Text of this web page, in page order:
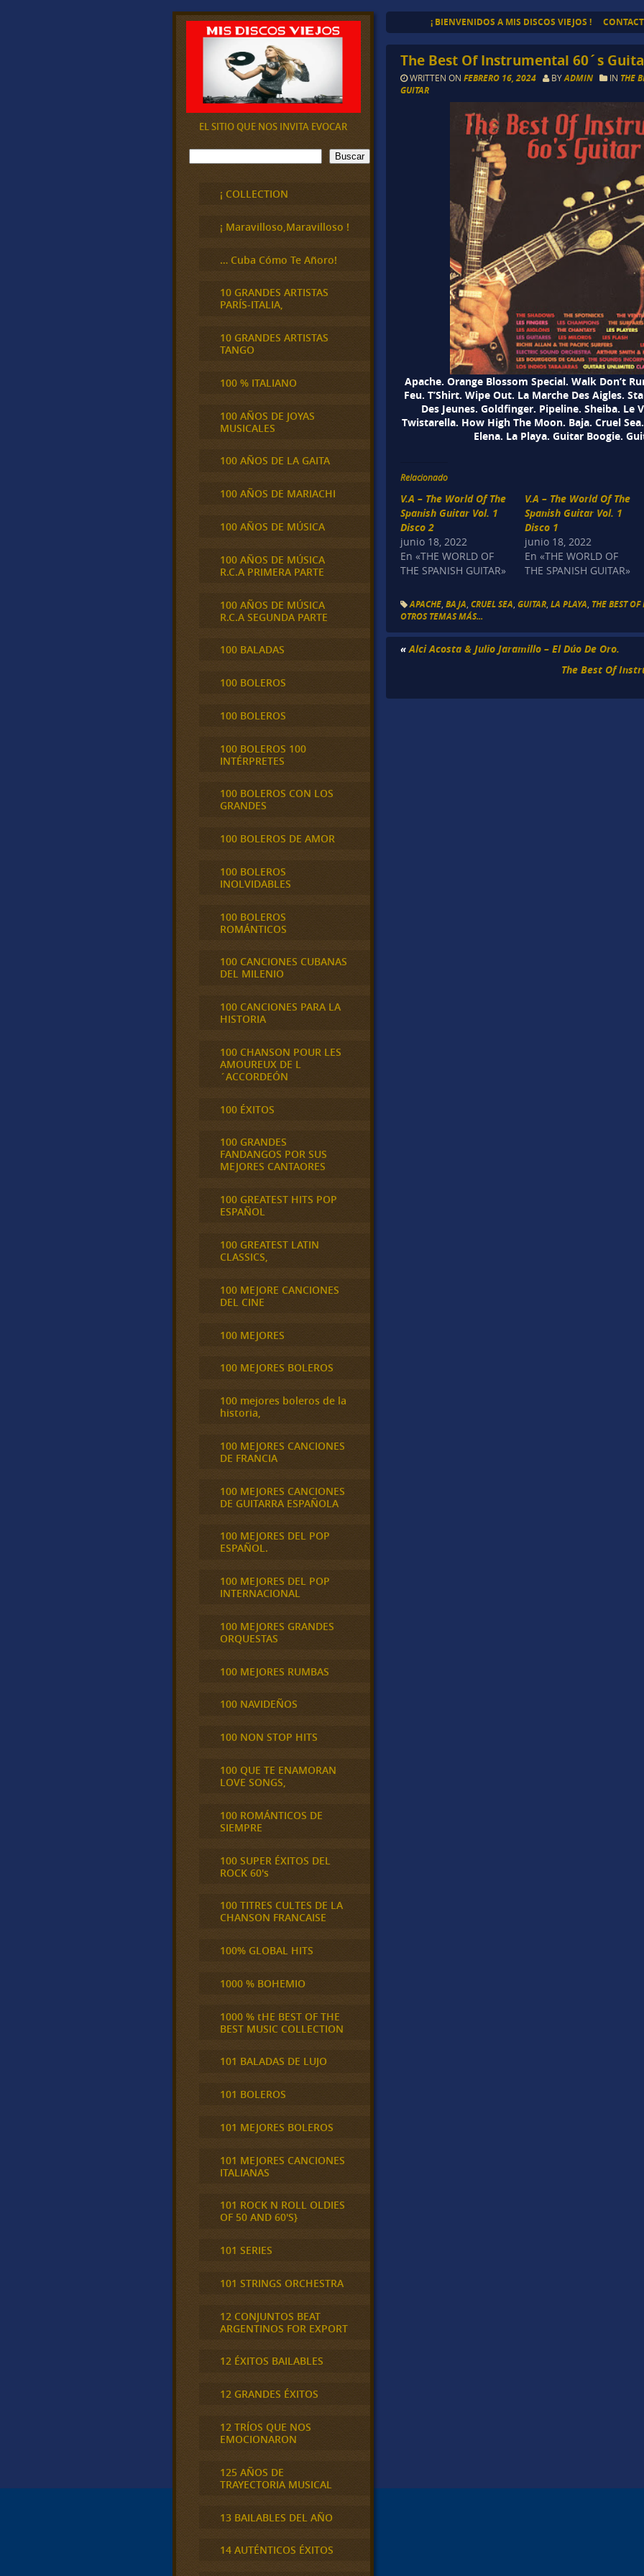
¡ BIENVENIDOS A MIS DISCOS VIEJOS !
The Best Of Instrumental 60´s
WRITTEN ONFEBRERO 16, 2024 BYADMIN IN THE
GUITAR
Apache. Orange Blossom Special. Walk Don’t
Feu. T’Shirt. Wipe Out. La Marche Des Aigles.
Des Jeunes. Goldfinger. Pipeline. Sheiba. Le
Twistarella. How High The Moon. Baja. Cruel
Elena. La Playa. Guitar Boogie.
Relacionado
V.A – The World Of The
Spanish Guitar Vol. 1
Disco 2
junio 18, 2022
En «THE WORLD OF
THE SPANISH GUITAR»
V.A – The World Of The
Spanish Guitar Vol. 1
Disco 1
junio 18, 2022
En «THE WORLD OF
THE SPANISH GUITAR»
APACHE ,BAJA ,CRUEL SEA ,GUITAR ,LA PLAYA THE BEST
OTROS TEMAS MÁS...
«Alci Acosta & Julio Jaramillo – El Dúo De Oro.
The Best Of
EL SITIO QUE NOS INVITA EVOCAR
B
u
Buscar
¡ COLLECTION
¡ Maravilloso,Maravilloso !
… Cuba Cómo Te Añoro!
10 GRANDES ARTISTAS
PARÍS-ITALIA,
10 GRANDES ARTISTAS
TANGO
100 % ITALIANO
100 AÑOS DE JOYAS
MUSICALES
100 AÑOS DE LA GAITA
100 AÑOS DE MARIACHI
100 AÑOS DE MÚSICA
100 AÑOS DE MÚSICA
R.C.A PRIMERA PARTE
100 AÑOS DE MÚSICA
R.C.A SEGUNDA PARTE
100 BALADAS
100 BOLEROS
100 BOLEROS
100 BOLEROS 100
INTÉRPRETES
100 BOLEROS CON LOS
GRANDES
100 BOLEROS DE AMOR
100 BOLEROS
INOLVIDABLES
100 BOLEROS
ROMÁNTICOS
100 CANCIONES CUBANAS
DEL MILENIO
100 CANCIONES PARA LA
HISTORIA
100 CHANSON POUR LES
AMOUREUX DE L
´ACCORDEÓN
100 ÉXITOS
100 GRANDES
FANDANGOS POR SUS
MEJORES CANTAORES
100 GREATEST HITS POP
ESPAÑOL
100 GREATEST LATIN
CLASSICS,
100 MEJORE CANCIONES
DEL CINE
100 MEJORES
100 MEJORES BOLEROS
100 mejores boleros de la
historia,
100 MEJORES CANCIONES
DE FRANCIA
100 MEJORES CANCIONES
DE GUITARRA ESPAÑOLA
100 MEJORES DEL POP
ESPAÑOL.
100 MEJORES DEL POP
INTERNACIONAL
100 MEJORES GRANDES
ORQUESTAS
100 MEJORES RUMBAS
100 NAVIDEÑOS
100 NON STOP HITS
100 QUE TE ENAMORAN
LOVE SONGS,
100 ROMÁNTICOS DE
SIEMPRE
100 SUPER ÉXITOS DEL
ROCK 60's
100 TITRES CULTES DE LA
CHANSON FRANCAISE
100% GLOBAL HITS
1000 % BOHEMIO
1000 % tHE BEST OF THE
BEST MUSIC COLLECTION
101 BALADAS DE LUJO
101 BOLEROS
101 MEJORES BOLEROS
101 MEJORES CANCIONES
ITALIANAS
101 ROCK N ROLL OLDIES
OF 50 AND 60'S}
101 SERIES
101 STRINGS ORCHESTRA
12 CONJUNTOS BEAT
ARGENTINOS FOR EXPORT
12 ÉXITOS BAILABLES
12 GRANDES ÉXITOS
12 TRÍOS QUE NOS
EMOCIONARON
125 AÑOS DE
TRAYECTORIA MUSICAL
13 BAILABLES DEL AÑO
14 AUTÉNTICOS ÉXITOS